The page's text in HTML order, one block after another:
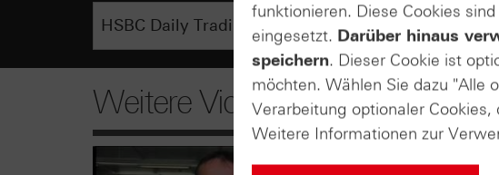
Weitere Videos
funktionieren. Diese Cookies
eingesetzt. Darüber hinaus
speichern. Dieser Cookie ist
möchten. Wählen Sie dazu "Alle
Verarbeitung optionaler
Weitere Informationen zur